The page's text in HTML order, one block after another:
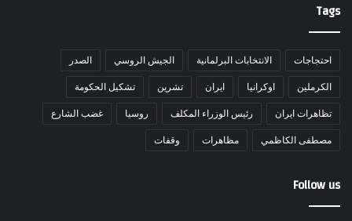
Tags
احتجاجات الانتخابات البرلمانية الجيش الروسي الصدر
الكرملين اوكرانيا ايران تشرين تشكيل الحكومة
تظاهرات ايران رئيس الوزراء المكلف روسيا غضب الشارع
مصطفى الكاظمي مظاهرات وقفات
Follow us